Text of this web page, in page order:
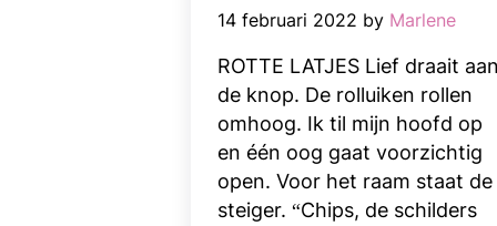
14 februari 2022 by Marlene
ROTTE LATJES Lief draait aan
de knop. De rolluiken rollen
omhoog. Ik til mijn hoofd op
en één oog gaat voorzichtig
open. Voor het raam staat de
steiger. “Chips, de schilders